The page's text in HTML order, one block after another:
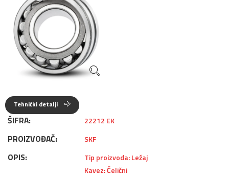
Tehnički detalji
ŠIFRA: 22212 EK
PROIZVOĐAČ: SKF
OPIS:
Tip proizvoda: Ležaj
Kavez: Čelični